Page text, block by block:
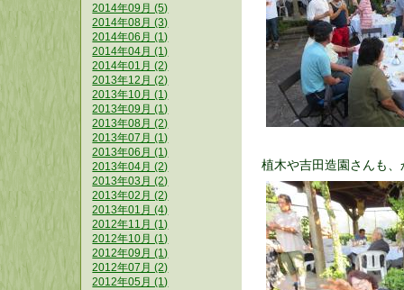
植木や吉田造園さんも
2014年09月 (5)
2014年08月 (3)
2014年06月 (1)
2014年04月 (1)
2014年01月 (2)
2013年12月 (2)
2013年10月 (1)
2013年09月 (1)
2013年08月 (2)
2013年07月 (1)
2013年06月 (1)
2013年04月 (2)
2013年03月 (2)
2013年02月 (2)
2013年01月 (4)
2012年11月 (1)
2012年10月 (1)
2012年09月 (1)
2012年07月 (2)
2012年05月 (1)